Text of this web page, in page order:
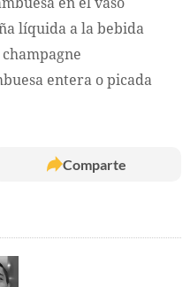
líquida a la bebida
entera o picada
Comparte